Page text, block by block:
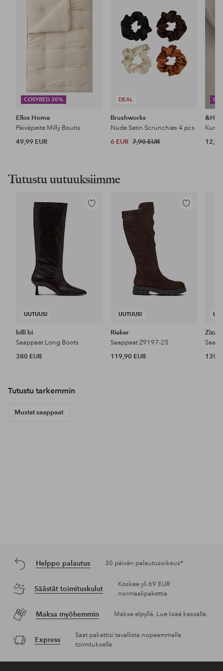
COSYBED 30%
Ellos Home
Päiväpeite Milly Boutis
49,99 EUR
DEAL
Brushworks
Nude Satin Scrunchies 4 pcs
6 EUR 7,90 EUR 12,99
Tutustu uutuuksiimme
UUTUUS!
Lisää
billi bi
Saappaat Long Boots
380 EUR
UUTUUS!
Lisää
Rieker
Saappaat Z9197-25
119,90 EUR
Zizzi
Tutustu tarkemmin
Mustat saappaat
Helppo palautus 30 päivän palautusoikeus*
Säästät toimituskulut
Koskee yli 69 EUR
normaalipakettia
Maksa myöhemmin Maksa elpyllä. Lue lisää kassalla.
Express
Saat pakettisi tavallista nopeammalla
toimituksella